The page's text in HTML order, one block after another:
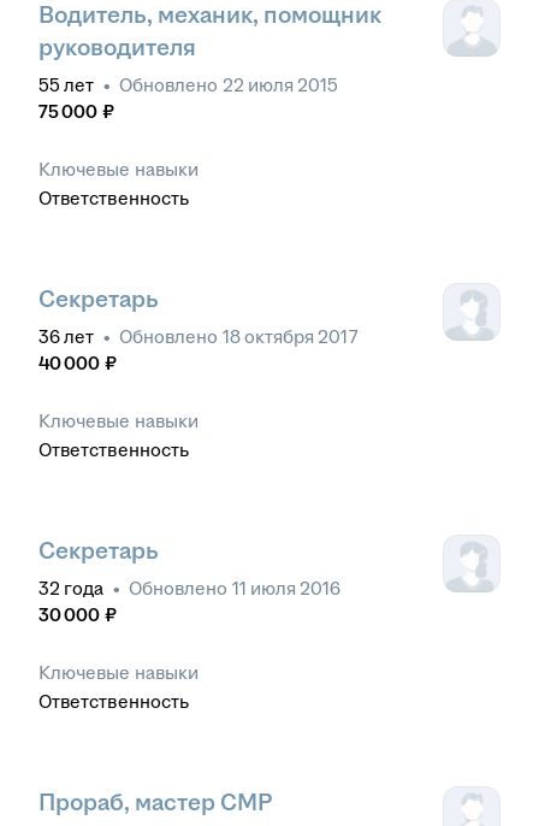
Водитель, механик, помощник
руководителя
55 лет • Обновлено 22 июля 2015
75 000 ₽
Ключевые навыки
Ответственность
Секретарь
36лет • Обновлено 18 октября 2017
40 000 ₽
Ключевые навыки
Ответственность
Секретарь
32 года • Обновлено 11 июля 2016
30 000 ₽
Ключевые навыки
Ответственность
Прораб, мастер СМР